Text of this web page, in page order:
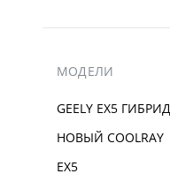
МОДЕЛИ
GEELY EX5 ГИБРИД
НОВЫЙ COOLRAY
EX5